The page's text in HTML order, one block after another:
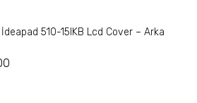
510-15IKB Lcd Cover – Arka